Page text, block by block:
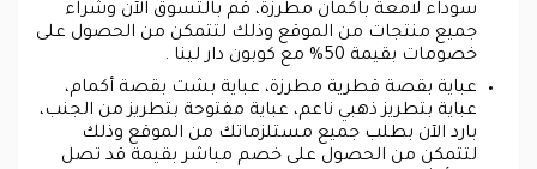
سوداء لامعة باكمان مطرزة، قم بالتسوق الآن وشراء
جميع منتجات من الموقع وذلك لتتمكن من الحصول على
خصومات بقيمة 50% مع كوبون دار لينا .
عباية بقصة قطرية مطرزة، عباية بشت بقصة أكمام،
عباية بتطريز ذهبي ناعم، عباية مفتوحة بتطريز من الجنب،
بارد الآن بطلب جميع مستلزماتك من الموقع وذلك
لتتمكن من الحصول على خصم مباشر بقيمة قد تصل